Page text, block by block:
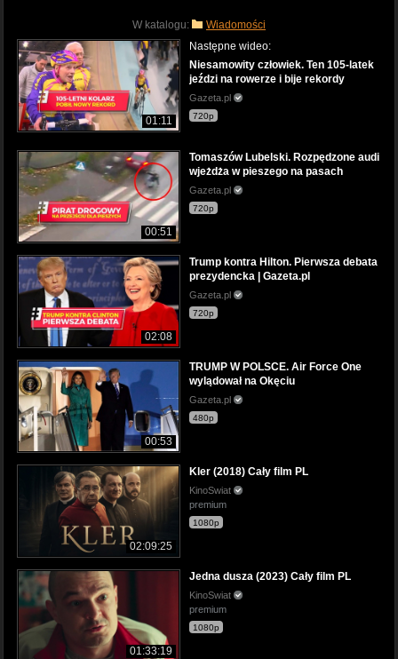
W katalogu: Wiadomości
01:11
Następne wideo:
Niesamowity człowiek. Ten 105-latek
jeździ na rowerze i bije rekordy
Gazeta.pl
720p
00:51
Tomaszów Lubelski. Rozpędzone audi
wjeżdża w pieszego na pasach
Gazeta.pl
720p
02:08
Trump kontra Hilton. Pierwsza debata
prezydencka | Gazeta.pl
Gazeta.pl
720p
00:53
TRUMP W POLSCE. Air Force One
wylądował na Okęciu
Gazeta.pl
480p
02:09:25
Kler (2018) Cały film PL
KinoSwiat
premium
1080p
01:33:19
Jedna dusza (2023) Cały film PL
KinoSwiat
premium
1080p